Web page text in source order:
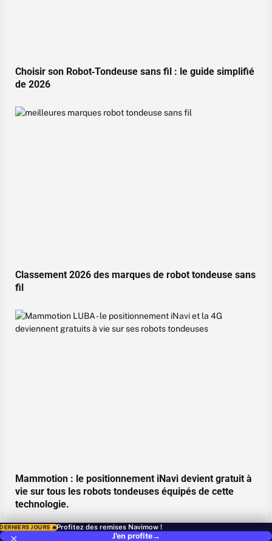
Choisir son Robot‑Tondeuse sans fil : le guide simplifié
de 2026
Classement 2026 des marques de robot tondeuse sans
fil
Mammotion : le positionnement iNavi devient gratuit à
vie sur tous les robots tondeuses équipés de cette
technologie.
Sponsor:Mammotion23 juillet 2026
DERNIERS JOURS 🔥Profitez des remises Navimow !
J'en profite→